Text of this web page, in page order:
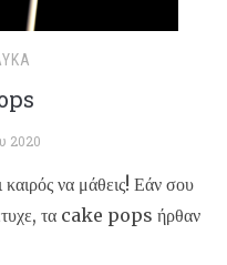
2020
να μάθεις! Εάν σου
τα cake pops ήρθαν